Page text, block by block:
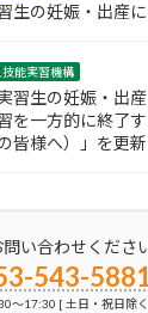
生の妊娠・出産
技能実習機構
習生の妊娠・出
を一方的に終了
皆様へ）」を更
い合わせください
543-
～17:30 [ 土日・祝日除